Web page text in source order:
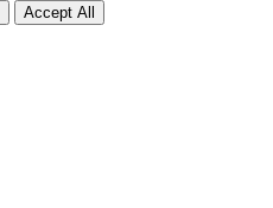
Accept All